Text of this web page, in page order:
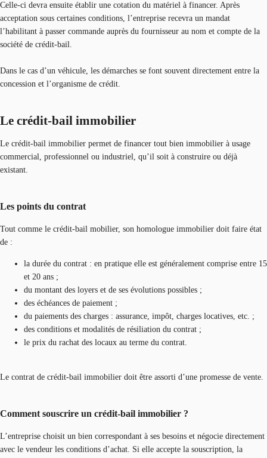
Celle-ci devra ensuite établir une cotation du matériel à financer. Après
acceptation sous certaines conditions, l’entreprise recevra un mandat
l’habilitant à passer commande auprès du fournisseur au nom et compte de la
société de crédit-bail.
Dans le cas d’un véhicule, les démarches se font souvent directement entre la
concession et l’organisme de crédit.
Le crédit-bail immobilier
Le crédit-bail immobilier permet de financer tout bien immobilier à usage
commercial, professionnel ou industriel, qu’il soit à construire ou déjà
existant.
Les points du contrat
Tout comme le crédit-bail mobilier, son homologue immobilier doit faire état
de :
la durée du contrat : en pratique elle est généralement comprise entre 15
et 20 ans ;
du montant des loyers et de ses évolutions possibles ;
des échéances de paiement ;
du paiements des charges : assurance, impôt, charges locatives, etc. ;
des conditions et modalités de résiliation du contrat ;
le prix du rachat des locaux au terme du contrat.
Le contrat de crédit-bail immobilier doit être assorti d’une promesse de vente.
Comment souscrire un crédit-bail immobilier ?
L’entreprise choisit un bien correspondant à ses besoins et négocie directement
avec le vendeur les conditions d’achat. Si elle accepte la souscription, la